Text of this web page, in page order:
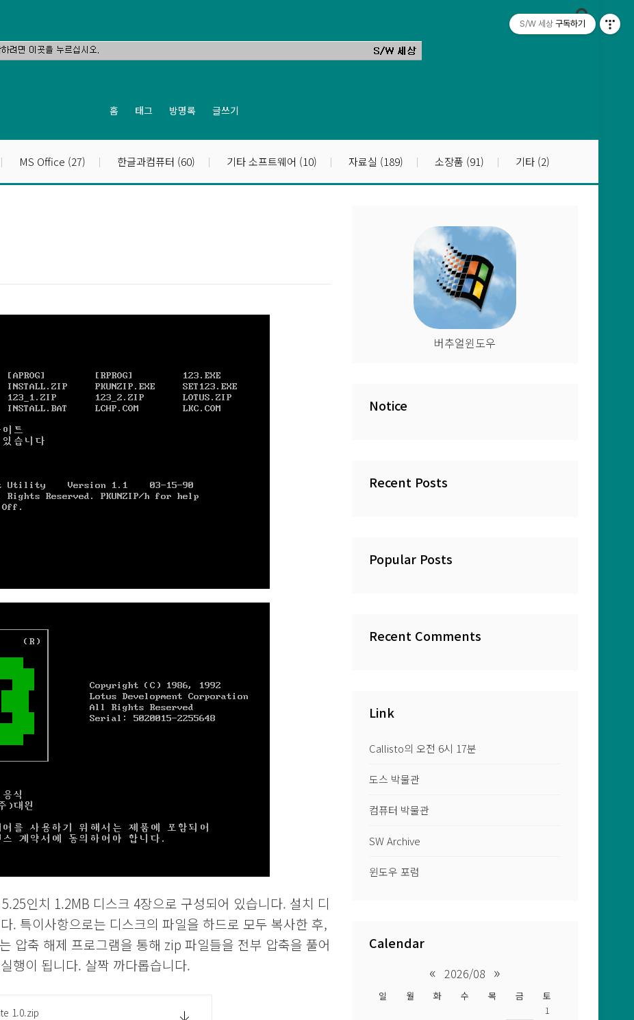
홈 태그 방명록 글쓰기
MS Office (27) 한글과컴퓨터 (60) 기타 소프트웨어 (10) 자료실 (189) 소장품 (91) 기타 (2)
버추얼윈도우
Notice
Recent Posts
Popular Posts
Recent Comments
Link
Callisto의 오전 6시 17분
도스 박물관
컴퓨터 박물관
SW Archive
윈도우 포럼
Calendar
« 2026/08 »
일 월 화 수 목 금
토
1
인치 1.2MB 디스크 4장으로 구성되어 있습니다. 설치 디
. 특이사항으로는 디스크의 파일을 하드로 모두 복사한 후,
압축 해제 프로그램을 통해 zip 파일들을 전부 압축을 풀어
행이 됩니다. 살짝 까다롭습니다.
1.0.zip
S/W 세상 구독하기